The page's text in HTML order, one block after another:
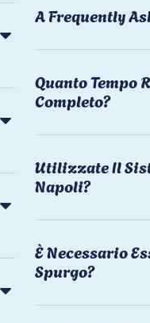
A Frequently
Quanto Tempo
Completo?
Utilizzate Il
Napoli?
È Necessario
Spurgo?